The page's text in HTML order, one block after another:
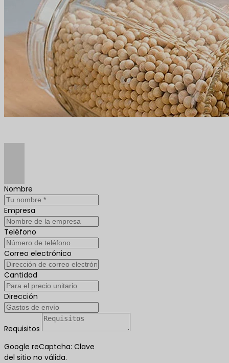
Nombre
Empresa
Teléfono
Correo electrónico
Cantidad
Dirección
Requisitos
Google reCaptcha: Clave
del sitio no válida.